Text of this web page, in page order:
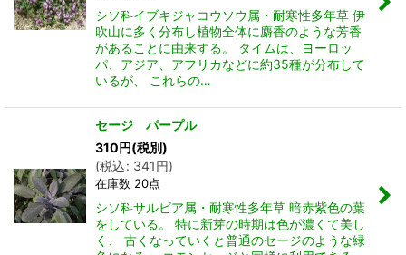
シソ科イブキジャコウソウ属・耐寒性多年草 伊
吹山に多く分布し植物全体に麝香のような芳香
があることに由来する。 タイムは、ヨーロッ
パ、アジア、アフリカなどに約35種が分布して
いるが、 これらの…
セージ パープル
310円(税別)
(税込: 341円)
在庫数 20点
シソ科サルビア属・耐寒性多年草 暗赤紫色の葉
をしている。 特に新芽の時期は色が濃くて美し
く、 古くなっていくと普通のセージのような緑